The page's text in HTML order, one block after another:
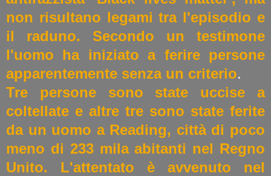
non risultano legami tra l'episodio e
il raduno. Secondo un testimone
l'uomo ha iniziato a ferire persone
apparentemente senza un criterio.
Tre persone sono state uccise a
coltellate e altre tre sono state ferite
da un uomo a Reading, città di poco
meno di 233 mila abitanti nel Regno
Unito. L'attentato è avvenuto nel